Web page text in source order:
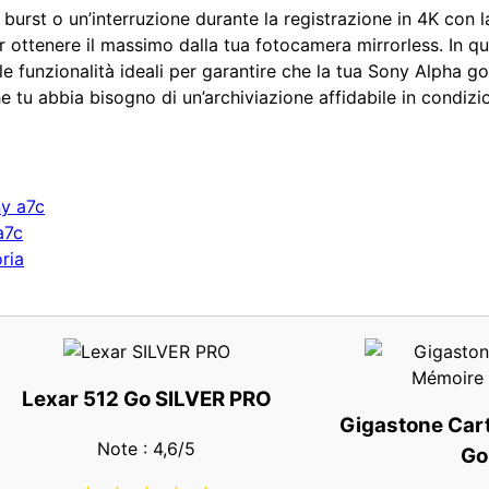
o un’interruzione durante la registrazione in 4K con
ottenere il massimo dalla tua fotocamera mirrorless. In
funzionalità ideali per garantire che la tua Sony Alpha
tu abbia bisogno di un’archiviazione affidabile in
a7c
Lexar 512 Go SILVER PRO
Note : 4,6/5
Gigastone
Go